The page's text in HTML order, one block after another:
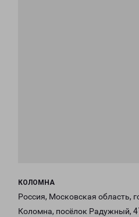
КОЛОМНА
Россия, Московская область,
Коломна, посёлок Радужный,